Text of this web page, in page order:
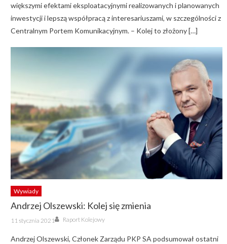
większymi efektami eksploatacyjnymi realizowanych i planowanych
inwestycji i lepszą współpracą z interesariuszami, w szczególności z
Centralnym Portem Komunikacyjnym. – Kolej to złożony […]
Wywiady
Andrzej Olszewski: Kolej się zmienia
Posted
on
11 stycznia 2021 Author
Raport Kolejowy
Andrzej Olszewski, Członek Zarządu PKP SA podsumował ostatni